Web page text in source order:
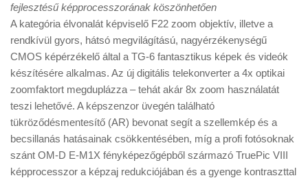
fejlesztésű képprocesszorának köszönhetően
A kategória élvonalát képviselő F22 zoom objektív, illetve a
rendkívül gyors, hátsó megvilágítású, nagyérzékenységű
CMOS képérzékelő által a TG-6 fantasztikus képek és videók
készítésére alkalmas. Az új digitális telekonverter a 4x optikai
zoomfaktort megduplázza – tehát akár 8x zoom használatát
teszi lehetővé. A képszenzor üvegén található
tükröződésmentesítő (AR) bevonat segít a szellemkép és a
becsillanás hatásainak csökkentésében, míg a profi fotósoknak
szánt OM-D E-M1X fényképezőgépből származó TruePic VIII
képprocesszor a képzaj redukciójában és a gyenge kontraszttal